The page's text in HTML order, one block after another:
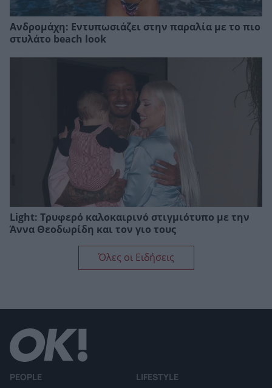
Ανδρομάχη: Εντυπωσιάζει στην παραλία με το πιο
στυλάτο beach look
Light: Τρυφερό καλοκαιρινό στιγμιότυπο με την
Άννα Θεοδωρίδη και τον γιο τους
Όλες οι Ειδήσεις
PEOPLE
LIFESTYLE